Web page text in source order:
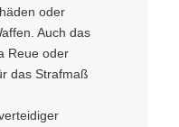
oder
Auch das
Reue oder
das Strafmaß